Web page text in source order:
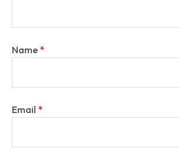
Name *
Email *